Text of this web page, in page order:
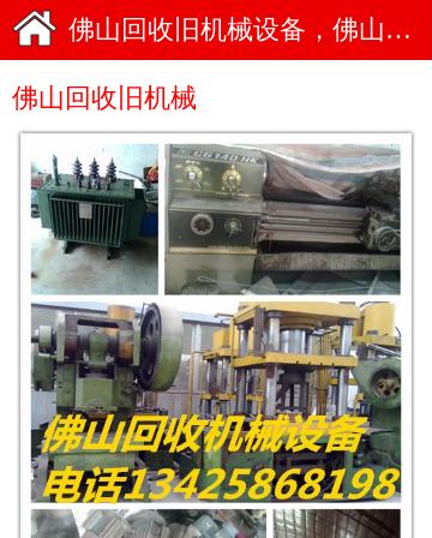
佛山回收旧机械设备，佛山收购旧机械
佛山回收旧机械